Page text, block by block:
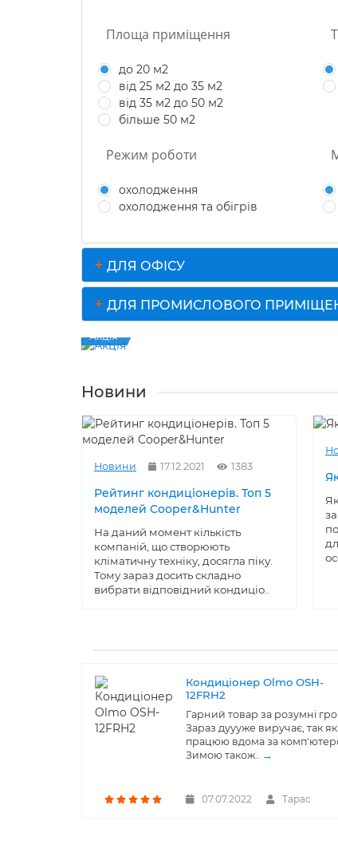
Площа приміщення
до 20 м2
від 25 м2 до 35 м2
від 35 м2 до 50 м2
більше 50 м2
Режим роботи
охолодження
охолодження та обігрів
+ ДЛЯ ОФІСУ
+ ДЛЯ ПРОМИСЛОВОГО
Акція
Новини
Новини 17.12.2021 1383
Рейтинг кондиціонерів. Топ 5
моделей Cooper&Hunter
На даний момент кількість
компаній, що створюють
кліматичну техніку, досягла піку.
Тому зараз досить складно
вибрати відповідний кондиціо..
Кондиціонер Olmo OSH-
12FRH2
Гарний товар за розумні
Зараз дуууже виручає, так як
працюю вдома за
Зимою також.. →
07.07.2022 Тарас